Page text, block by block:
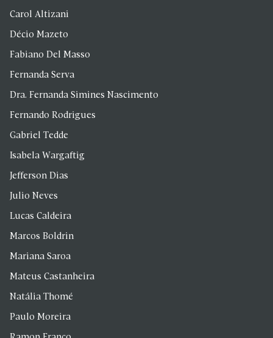
Carol Altizani
Décio Mazeto
Fabiano Del Masso
Fernanda Serva
Dra. Fernanda Simines Nascimento
Fernando Rodrigues
Gabriel Tedde
Isabela Wargaftig
Jefferson Dias
Julio Neves
Lucas Caldeira
Marcos Boldrin
Mariana Saroa
Mateus Castanheira
Natália Thomé
Paulo Moreira